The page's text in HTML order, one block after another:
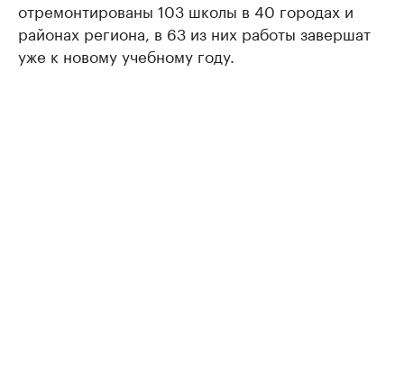
отремонтированы 103 школы в 40 городах и
районах региона, в 63 из них работы завершат
уже к новому учебному году.